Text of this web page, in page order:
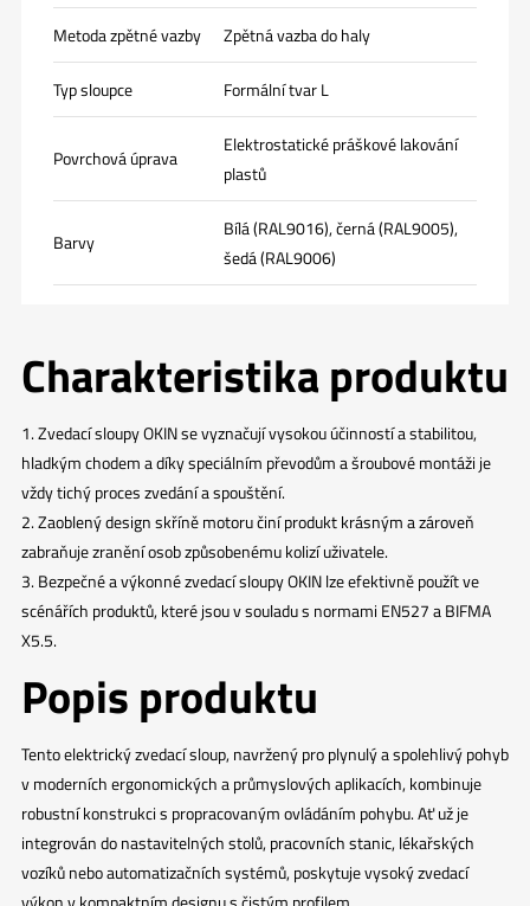
Metoda zpětné vazby Zpětná vazba do haly
Typ sloupce Formální tvar L
Povrchová úprava
Elektrostatické práškové lakování
plastů
Barvy
Bílá (RAL9016), černá (RAL9005),
šedá (RAL9006)
Charakteristika produktu
1. Zvedací sloupy OKIN se vyznačují vysokou účinností a stabilitou,
hladkým chodem a díky speciálním převodům a šroubové montáži je
vždy tichý proces zvedání a spouštění.
2. Zaoblený design skříně motoru činí produkt krásným a zároveň
zabraňuje zranění osob způsobenému kolizí uživatele.
3. Bezpečné a výkonné zvedací sloupy OKIN lze efektivně použít ve
scénářích produktů, které jsou v souladu s normami EN527 a BIFMA
X5.5.
Popis produktu
Tento elektrický zvedací sloup, navržený pro plynulý a spolehlivý pohyb
v moderních ergonomických a průmyslových aplikacích, kombinuje
robustní konstrukci s propracovaným ovládáním pohybu. Ať už je
integrován do nastavitelných stolů, pracovních stanic, lékařských
vozíků nebo automatizačních systémů, poskytuje vysoký zvedací